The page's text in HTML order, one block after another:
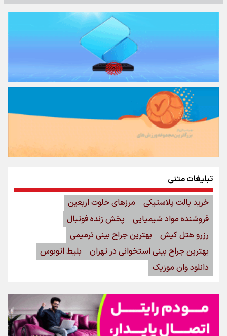
تبلیغات متنی
خرید پالت پلاستیکی
مرزهای خلوت اربعین
فروشنده مواد شیمیایی
پخش زنده فوتبال
رزرو هتل کیش
بهترین جراح بینی ترمیمی
بهترین جراح بینی استخوانی در تهران
بلیط اتوبوس
دانلود وان موزیک